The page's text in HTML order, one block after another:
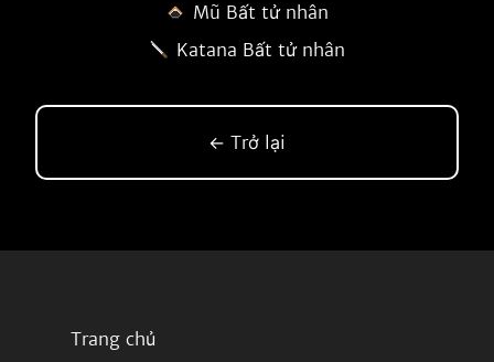
Mũ Bất tử nhân
Katana Bất tử nhân
← Trở lại
Trang chủ